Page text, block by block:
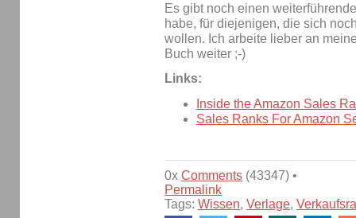
Es gibt noch einen
habe, für diejenigen, die sich
wollen. Ich arbeite lieber an
Buch weiter ;-)
Links:
Inside the Amazon Sales
Sales Ranks For Amazon
0x Comments (43347) •
Permalink
Tags: Wissen, Verlage,